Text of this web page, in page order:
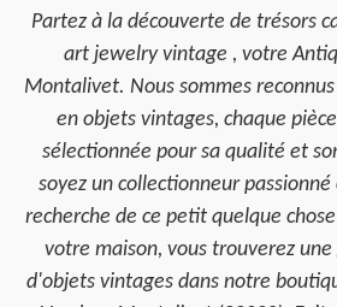
Partez à la découverte de trésors
art jewelry vintage , votre
Montalivet. Nous sommes
en objets vintages, chaque
sélectionnée pour sa qualité et
soyez un collectionneur
recherche de ce petit quelque
votre maison, vous trouverez
d'objets vintages dans notre